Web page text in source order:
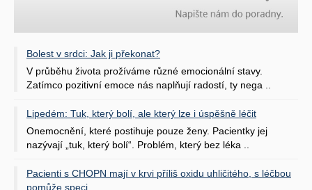
Bolest v srdci: Jak ji překonat?
V průběhu života prožíváme různé emocionální stavy.
Zatímco pozitivní emoce nás naplňují radostí, ty nega ..
Lipedém: Tuk, který bolí, ale který lze i úspěšně léčit
Onemocnění, které postihuje pouze ženy. Pacientky jej
nazývají „tuk, který bolí“. Problém, který bez léka ..
Pacienti s CHOPN mají v krvi příliš oxidu uhličitého, s léčbou
pomůže speci ..